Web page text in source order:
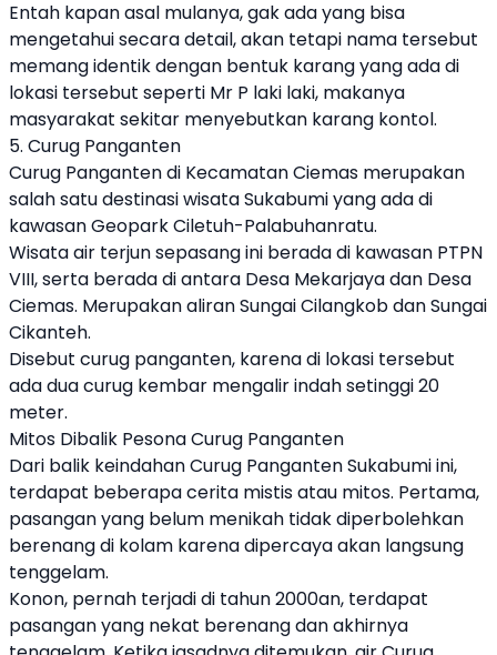
Entah kapan asal mulanya, gak ada yang bisa
mengetahui secara detail, akan tetapi nama tersebut
memang identik dengan bentuk karang yang ada di
lokasi tersebut seperti Mr P laki laki, makanya
masyarakat sekitar menyebutkan karang kontol.
5. Curug Panganten
Curug Panganten di Kecamatan Ciemas merupakan
salah satu destinasi wisata Sukabumi yang ada di
kawasan Geopark Ciletuh-Palabuhanratu.
Wisata air terjun sepasang ini berada di kawasan PTPN
VIII, serta berada di antara Desa Mekarjaya dan Desa
Ciemas. Merupakan aliran Sungai Cilangkob dan Sungai
Cikanteh.
Disebut curug panganten, karena di lokasi tersebut
ada dua curug kembar mengalir indah setinggi 20
meter.
Mitos Dibalik Pesona Curug Panganten
Dari balik keindahan Curug Panganten Sukabumi ini,
terdapat beberapa cerita mistis atau mitos. Pertama,
pasangan yang belum menikah tidak diperbolehkan
berenang di kolam karena dipercaya akan langsung
tenggelam.
Konon, pernah terjadi di tahun 2000an, terdapat
pasangan yang nekat berenang dan akhirnya